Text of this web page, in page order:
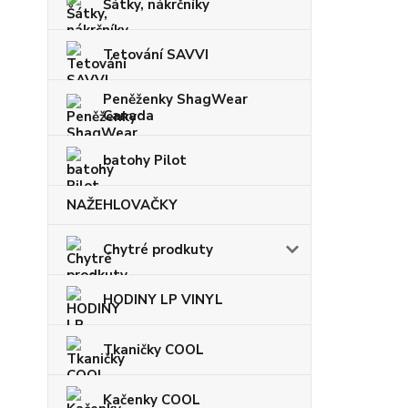
Šátky, nákrčníky
Tetování SAVVI
Peněženky ShagWear
Canada
batohy Pilot
NAŽEHLOVAČKY
Chytré prodkuty
HODINY LP VINYL
Tkaničky COOL
Kačenky COOL